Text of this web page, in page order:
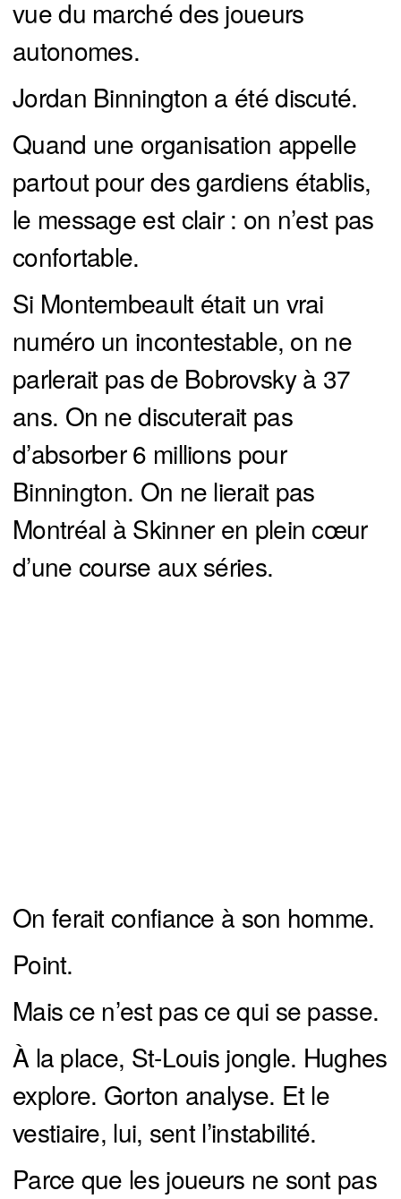
vue du marché des joueurs
autonomes.
Jordan Binnington a été discuté.
Quand une organisation appelle
partout pour des gardiens établis,
le message est clair : on n’est pas
confortable.
Si Montembeault était un vrai
numéro un incontestable, on ne
parlerait pas de Bobrovsky à 37
ans. On ne discuterait pas
d’absorber 6 millions pour
Binnington. On ne lierait pas
Montréal à Skinner en plein cœur
d’une course aux séries.
On ferait confiance à son homme.
Point.
Mais ce n’est pas ce qui se passe.
À la place, St-Louis jongle. Hughes
explore. Gorton analyse. Et le
vestiaire, lui, sent l’instabilité.
Parce que les joueurs ne sont pas